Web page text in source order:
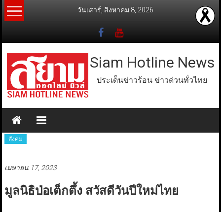
Skip
to
วันเสาร์, สิงหาคม 8, 2026
Siam Hotline News
ประเด็นข่าวร้อน ข่าวด่วนทั่วไทย
สังคม
เมษายน 17, 2023
มูลนิธิป่อเต็กตึ้ง สวัสดีวันปีใหม่ไทย